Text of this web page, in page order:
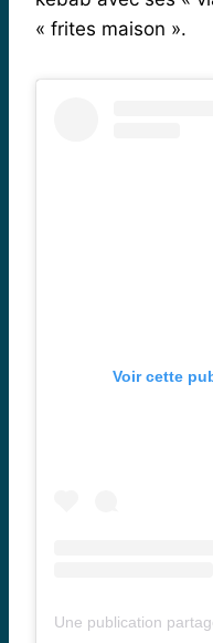
« frites maison ».
Voir cette